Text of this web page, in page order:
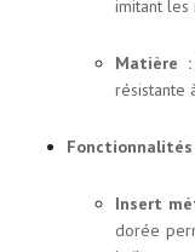
imitant les
Matière :
résistante
Fonctionnalités
Insert
dorée